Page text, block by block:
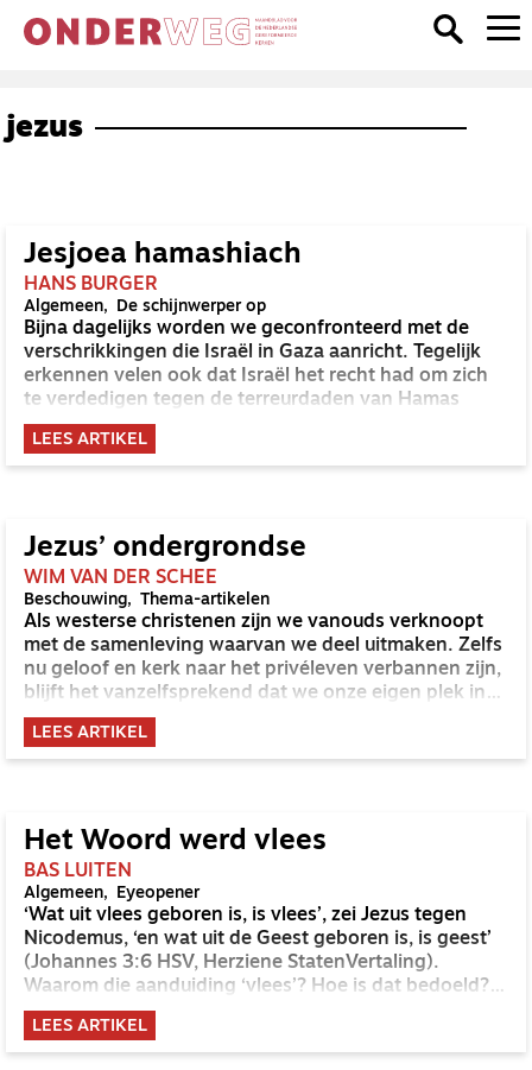
jezus
Jesjoea hamashiach
HANS BURGER
Algemeen De schijnwerper op
Bijna dagelijks worden we geconfronteerd met de
verschrikkingen die Israël in Gaza aanricht. Tegelijk
erkennen velen ook dat Israël het recht had om zich
te verdedigen tegen de terreurdaden van Hamas
LEES ARTIKEL
Jezus’ ondergrondse
WIM VAN DER SCHEE
Beschouwing Thema-artikelen
Als westerse christenen zijn we vanouds verknoopt
met de samenleving waarvan we deel uitmaken. Zelfs
nu geloof en kerk naar het privéleven verbannen zijn,
blijft het vanzelfsprekend dat we onze eigen plek in
de samenleving innemen.
LEES ARTIKEL
Het Woord werd vlees
BAS LUITEN
Algemeen Eyeopener
‘Wat uit vlees geboren is, is vlees’, zei Jezus tegen
Nicodemus, ‘en wat uit de Geest geboren is, is geest’
(Johannes 3:6 HSV, Herziene StatenVertaling).
Waarom die aanduiding ‘vlees’? Hoe is dat bedoeld?
Gaat dat over mijn lichaam of over meer?
LEES ARTIKEL